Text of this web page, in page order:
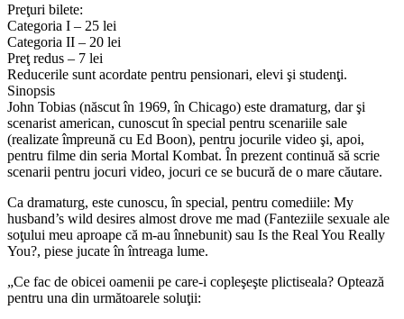
Preţuri bilete:
Categoria I – 25 lei
Categoria II – 20 lei
Preţ redus – 7 lei
Reducerile sunt acordate pentru pensionari, elevi şi studenţi.
Sinopsis
John Tobias (născut în 1969, în Chicago) este dramaturg, dar şi
scenarist american, cunoscut în special pentru scenariile sale
(realizate împreună cu Ed Boon), pentru jocurile video şi, apoi,
pentru filme din seria Mortal Kombat. În prezent continuă să scrie
scenarii pentru jocuri video, jocuri ce se bucură de o mare căutare.
Ca dramaturg, este cunoscu, în special, pentru comediile: My
husband’s wild desires almost drove me mad (Fanteziile sexuale ale
soţului meu aproape că m-au înnebunit) sau Is the Real You Really
You?, piese jucate în întreaga lume.
„Ce fac de obicei oamenii pe care-i copleşeşte plictiseala? Optează
pentru una din următoarele soluţii: